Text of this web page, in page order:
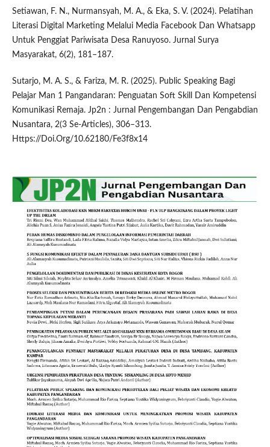
Setiawan, F. N., Nurmansyah, M. A., & Eka, S. V. (2024). Pelatihan
Literasi Digital Marketing Melalui Media Facebook Dan Whatsapp
Untuk Penggiat Pariwisata Desa Ranuyoso. Jurnal Surya
Masyarakat, 6(2), 181–187.
Sutarjo, M. A. S., & Fariza, M. R. (2025). Public Speaking Bagi
Pelajar Man 1 Pangandaran: Penguatan Soft Skill Dan Kompetensi
Komunikasi Remaja. Jp2n : Jurnal Pengembangan Dan Pengabdian
Nusantara, 2(3 Se-Articles), 306–313.
Https://Doi.Org/10.62180/Fe3f8x14